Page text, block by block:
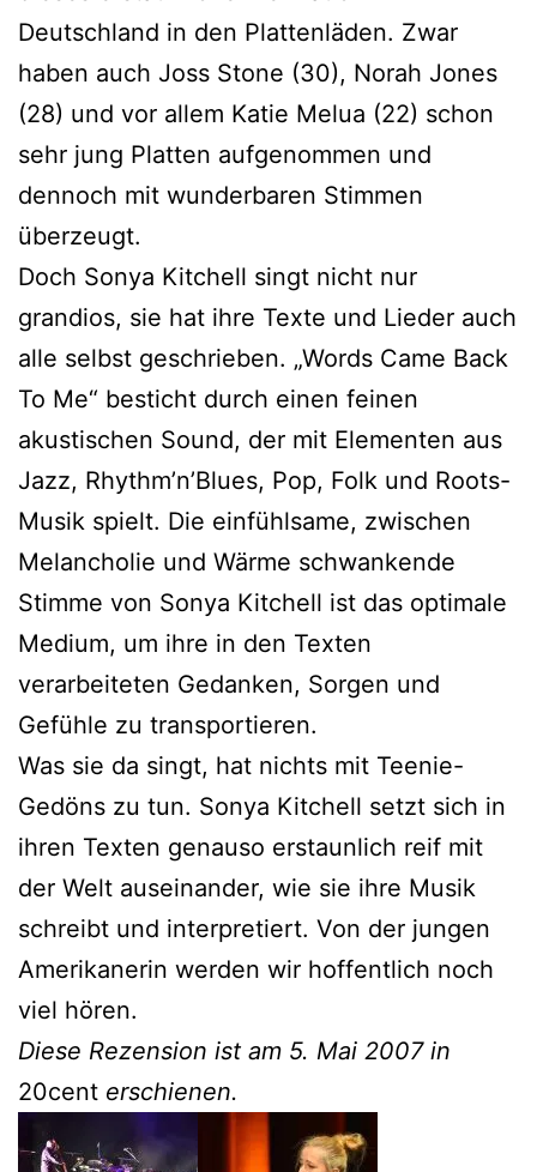
Deutschland in den Plattenläden. Zwar
haben auch Joss Stone (30), Norah Jones
(28) und vor allem Katie Melua (22) schon
sehr jung Platten aufgenommen und
dennoch mit wunderbaren Stimmen
überzeugt.
Doch Sonya Kitchell singt nicht nur
grandios, sie hat ihre Texte und Lieder auch
alle selbst geschrieben. „Words Came Back
To Me“ besticht durch einen feinen
akustischen Sound, der mit Elementen aus
Jazz, Rhythm’n’Blues, Pop, Folk und Roots-
Musik spielt. Die einfühlsame, zwischen
Melancholie und Wärme schwankende
Stimme von Sonya Kitchell ist das optimale
Medium, um ihre in den Texten
verarbeiteten Gedanken, Sorgen und
Gefühle zu transportieren.
Was sie da singt, hat nichts mit Teenie-
Gedöns zu tun. Sonya Kitchell setzt sich in
ihren Texten genauso erstaunlich reif mit
der Welt auseinander, wie sie ihre Musik
schreibt und interpretiert. Von der jungen
Amerikanerin werden wir hoffentlich noch
viel hören.
Diese Rezension ist am 5. Mai 2007 in
20cent erschienen.